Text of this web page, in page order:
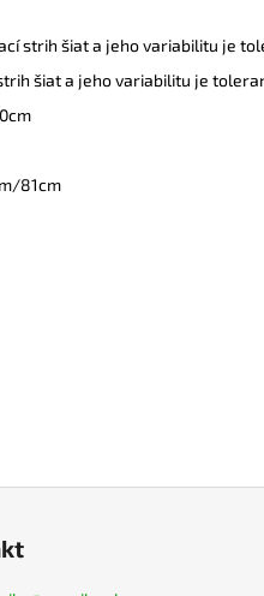
strih šiat a jeho variabilitu je
šiat a jeho variabilitu je
81cm